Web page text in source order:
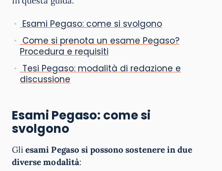
Esami Pegaso: come si svolgono
Come si prenota un esame Pegaso?
Procedura e requisiti
Tesi Pegaso: modalità di redazione e
discussione
Esami Pegaso: come si
svolgono
Gliesami Pegaso si possono sostenere in due
diverse modalità: